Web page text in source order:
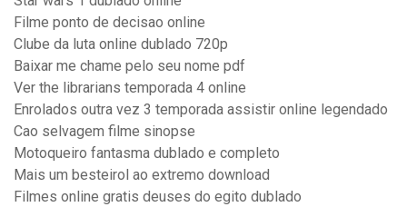
Filme ponto de decisao online
Clube da luta online dublado 720p
Baixar me chame pelo seu nome pdf
Ver the librarians temporada 4 online
Enrolados outra vez 3 temporada assistir online legendado
Cao selvagem filme sinopse
Motoqueiro fantasma dublado e completo
Mais um besteirol ao extremo download
Filmes online gratis deuses do egito dublado